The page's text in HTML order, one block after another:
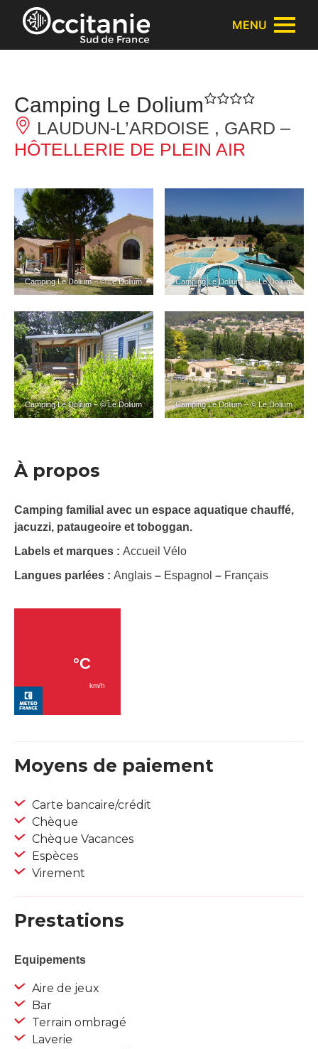
Panneau de gestion des cookies
MENU
Camping Le Dolium
LAUDUN-L’ARDOISE , GARD –
HÔTELLERIE DE PLEIN AIR
Camping Le Dolium – © Le Dolium Camping Le Dolium – © Le Dolium
Camping Le Dolium – © Le Dolium Camping Le Dolium – © Le Dolium
À propos
Camping familial avec un espace aquatique chauffé,
jacuzzi, pataugeoire et toboggan.
Labels et marques : Accueil Vélo
Langues parlées : Anglais – Espagnol – Français
Moyens de paiement
Carte bancaire/crédit
Chèque
Chèque Vacances
Espèces
Virement
Prestations
Equipements
Aire de jeux
Bar
Terrain ombragé
Laverie